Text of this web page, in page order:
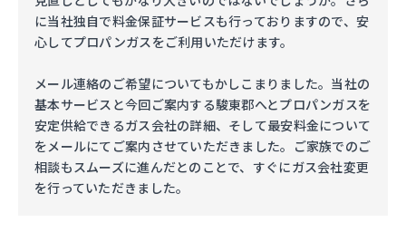
に当社独自で料金保証サービスも行っておりますので、安
心してプロパンガスをご利用いただけます。
メール連絡のご希望についてもかしこまりました。当社の
基本サービスと今回ご案内する駿東郡へとプロパンガスを
安定供給できるガス会社の詳細、そして最安料金について
をメールにてご案内させていただきました。ご家族でのご
相談もスムーズに進んだとのことで、すぐにガス会社変更
を行っていただきました。